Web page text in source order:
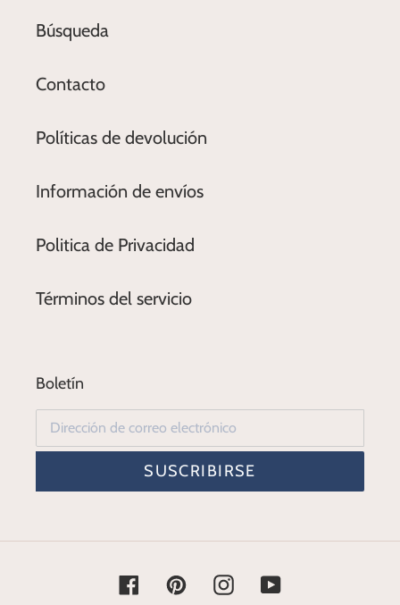
Búsqueda
Contacto
Políticas de devolución
Información de envíos
Politica de Privacidad
Términos del servicio
Boletín
SUSCRIBIRSE
FacebookPinterestInstagramYouTube